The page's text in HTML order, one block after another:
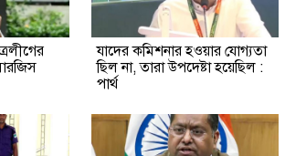
যাদের কমিশনার হওয়ার যোগ্যতা
ছিল না, তারা উপদেষ্টা হয়েছিল :
পার্থ